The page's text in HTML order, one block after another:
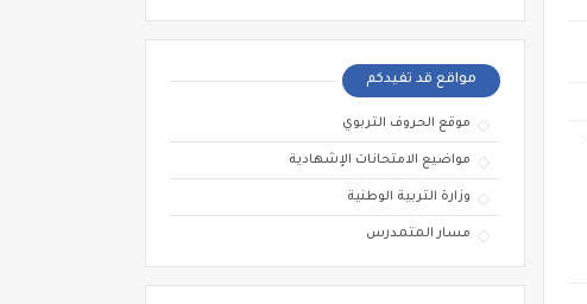
مواقع قد تفيدكم
موقع الحروف التربوي
مواضيع الامتحانات الإشهادية
وزارة التربية الوطنية
مسار المتمدرس